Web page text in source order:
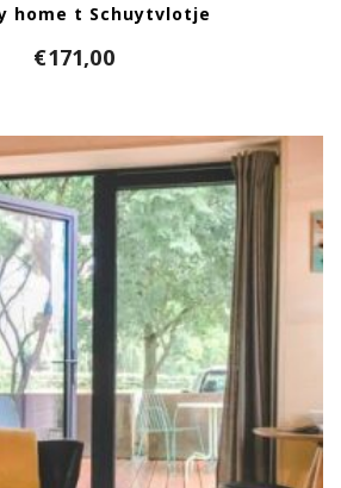
home t Schuytvlotje
€171,00